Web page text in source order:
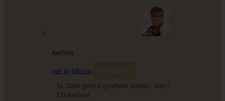
Cremiges Lemon Posset - die einfachste Zitronencreme in
Andrea
vor 10 Jahren Antworten
Ja, Zimt geht irgendwie immer, oder?
LG Andrea